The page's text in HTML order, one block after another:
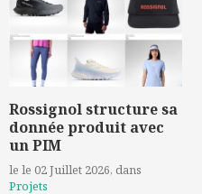
Rossignol structure sa
donnée produit avec
un PIM
le le 02 Juillet 2026, dans
Projets